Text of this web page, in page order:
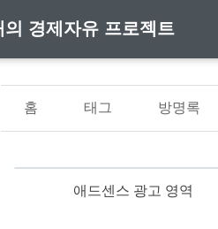
의 경제자유 프로젝트
홈 태그 방명록
애드센스 광고 영역